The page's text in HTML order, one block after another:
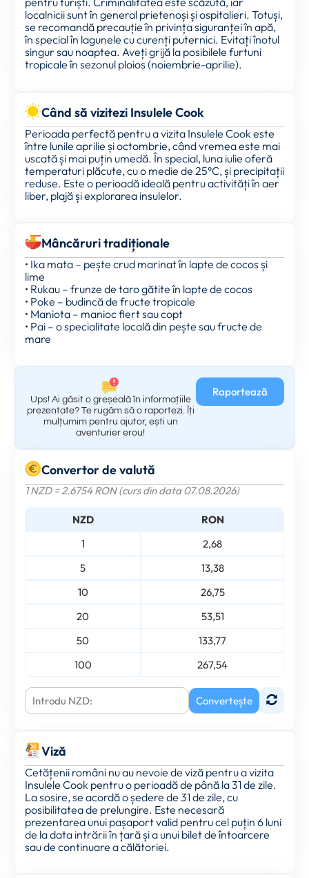
localnicii sunt în general prietenoși și ospitalieri. Totuși,
se recomandă precauție în privința siguranței în apă,
în special în lagunele cu curenți puternici. Evitați înotul
singur sau noaptea. Aveți grijă la posibilele furtuni
tropicale în sezonul ploios (noiembrie-aprilie).
Când să vizitezi Insulele Cook
Perioada perfectă pentru a vizita Insulele Cook este
între lunile aprilie și octombrie, când vremea este mai
uscată și mai puțin umedă. În special, luna iulie oferă
temperaturi plăcute, cu o medie de 25°C, și precipitații
reduse. Este o perioadă ideală pentru activități în aer
liber, plajă și explorarea insulelor.
Mâncăruri tradiționale
• Ika mata – pește crud marinat în lapte de cocos și
lime
• Rukau – frunze de taro gătite în lapte de cocos
• Poke – budincă de fructe tropicale
• Maniota – manioc fiert sau copt
• Pai – o specialitate locală din pește sau fructe de
mare
Ups! Ai găsit o greșeală în informațiile
prezentate? Te rugăm să o raportezi. Îți
mulțumim pentru ajutor, ești un
aventurier erou!
Raportează
Convertor de valută
1 NZD = 2.6754 RON (curs din data 07.08.2026)
NZD
RON
1
2,68
5
13,38
10
26,75
20
53,51
50
133,77
100
267,54
Convertește
Viză
Cetățenii români nu au nevoie de viză pentru a vizita
Insulele Cook pentru o perioadă de până la 31 de zile.
La sosire, se acordă o ședere de 31 de zile, cu
posibilitatea de prelungire. Este necesară
prezentarea unui pașaport valid pentru cel puțin 6 luni
de la data intrării în țară și a unui bilet de întoarcere
sau de continuare a călătoriei.